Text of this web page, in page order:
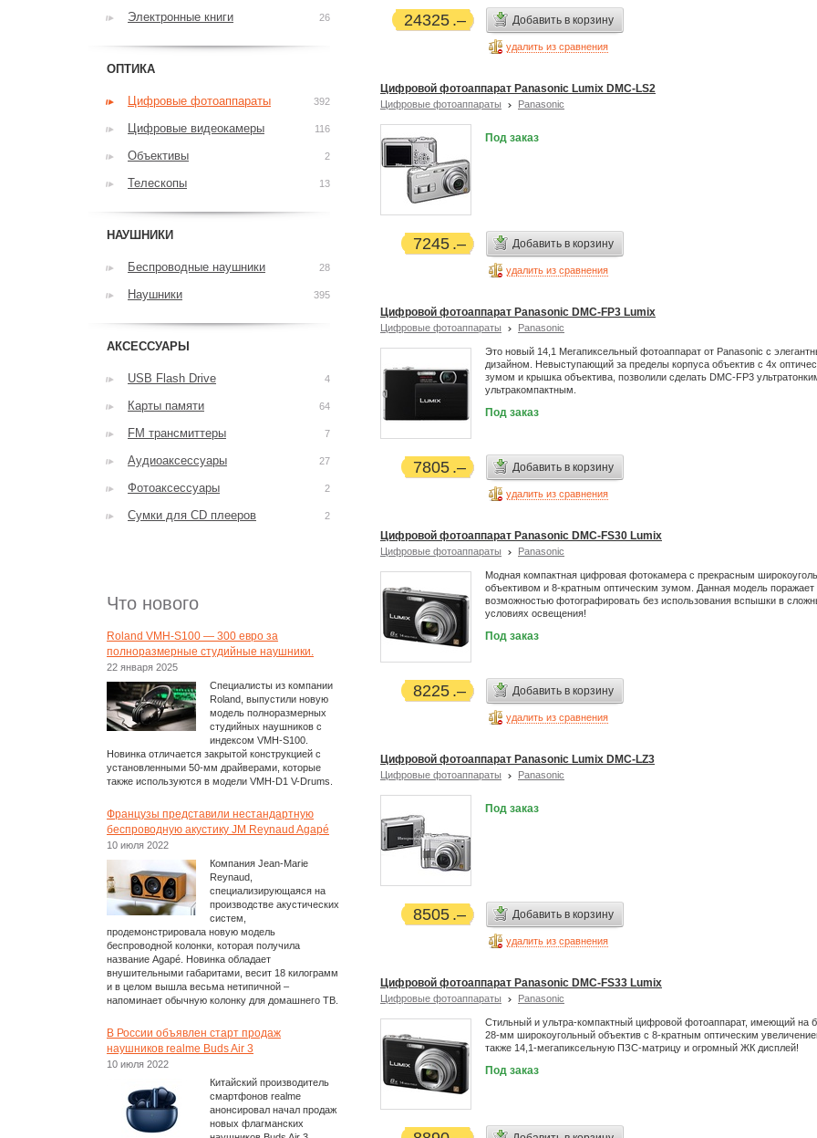
24325 Добавить в корзину
удалить из сравнения
Цифровой фотоаппарат Panasonic Lumix DMC-LS2
Цифровые фотоаппараты Panasonic
Под заказ
7245 Добавить в корзину
удалить из сравнения
Цифровой фотоаппарат Panasonic DMC-FP3 Lumix
Цифровые фотоаппараты Panasonic
Это новый 14,1 Мегапиксельный фотоаппарат от Panasonic с
дизайном. Невыступающий за пределы корпуса объектив с 4x
зумом и крышка объектива, позволили сделать DMC-FP3
ультракомпактным.
Под заказ
7805 Добавить в корзину
удалить из сравнения
Цифровой фотоаппарат Panasonic DMC-FS30 Lumix
Цифровые фотоаппараты Panasonic
Модная компактная цифровая фотокамера c прекрасным
объективом и 8-кратным оптическим зумом. Данная модель поражает
возможностью фотографировать без использования вспышки в
условиях освещения!
Под заказ
8225 Добавить в корзину
удалить из сравнения
Цифровой фотоаппарат Panasonic Lumix DMC-LZ3
Цифровые фотоаппараты Panasonic
Под заказ
8505 Добавить в корзину
удалить из сравнения
Цифровой фотоаппарат Panasonic DMC-FS33 Lumix
Цифровые фотоаппараты Panasonic
Стильный и ультра-компактный цифровой фотоаппарат, имеющий на
28-мм широкоугольный объектив с 8-кратным оптическим
также 14,1-мегапиксельную ПЗС-матрицу и огромный ЖК дисплей!
Под заказ
Электронные книги 26
ОПТИКА
Цифровые фотоаппараты 392
Цифровые видеокамеры 116
Объективы 2
Телескопы 13
НАУШНИКИ
Беспроводные наушники 28
Наушники 395
АКСЕССУАРЫ
USB Flash Drive 4
Карты памяти 64
FM трансмиттеры 7
Аудиоаксессуары 27
Фотоаксессуары 2
Сумки для CD плееров 2
Что нового
Roland VMH-S100 — 300 евро за
полноразмерные студийные наушники.
22 января 2025
Специалисты из компании
Roland, выпустили новую
модель полноразмерных
студийных наушников с
индексом VMH-S100.
Новинка отличается закрытой конструкцией с
установленными 50-мм драйверами, которые
также используются в модели VMH-D1 V-Drums.
Французы представили нестандартную
беспроводную акустику JM Reynaud Agapé
10 июля 2022
Компания Jean-Marie
Reynaud,
специализирующаяся на
производстве акустических
систем,
продемонстрировала новую модель
беспроводной колонки, которая получила
название Agapé. Новинка обладает
внушительными габаритами, весит 18 килограмм
и в целом вышла весьма нетипичной –
напоминает обычную колонку для домашнего ТВ.
В России объявлен старт продаж
наушников realme Buds Air 3
10 июля 2022
Китайский производитель
смартфонов realme
анонсировал начал продаж
новых флагманских